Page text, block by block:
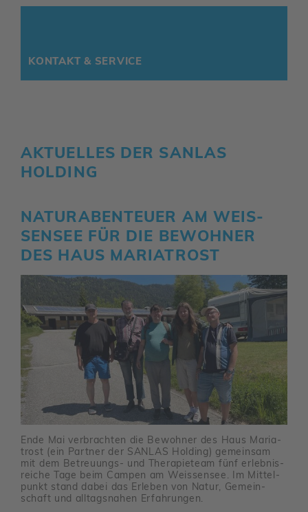
KONTAKT & SERVICE
AKTU­ELLES DER SANLAS
HOLDING
NATUR­ABEN­TEUER AM WEIS­
SENSEE FÜR DIE BEWOHNER
DES HAUS MARIA­TROST
Ende Mai verbrachten die Bewohner des Haus Maria­
trost (ein Partner der SANLAS Holding) gemeinsam
mit dem Betreu­ungs- und Thera­pie­team fünf erleb­nis­
reiche Tage beim Campen am Weis­sensee. Im Mittel­
punkt stand dabei das Erleben von Natur, Gemein­
schaft und alltags­nahen Erfah­rungen.